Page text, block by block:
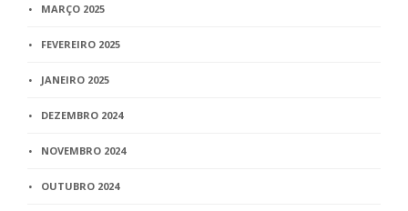
MARÇO 2025
FEVEREIRO 2025
JANEIRO 2025
DEZEMBRO 2024
NOVEMBRO 2024
OUTUBRO 2024